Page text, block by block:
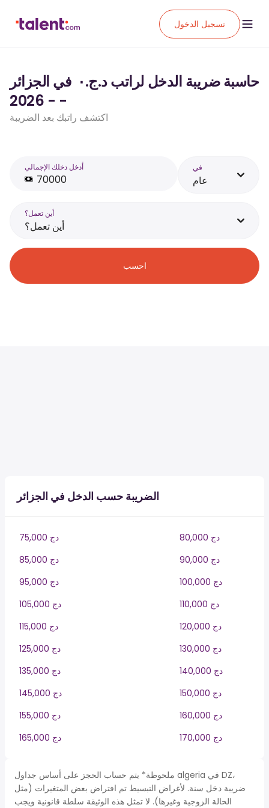
تسجيل الدخول
حاسبة ضريبة الدخل لراتب د.ج.‏٠ ‏ في الجزائر
- - 2026
اكتشف راتبك بعد الضريبة
أَدخل دخلك الإجمالي في
عام
أين تعمل؟
أين تعمل؟
احسب
الضريبة حسب الدخل في الجزائر
75,000 دج
80,000 دج
85,000 دج
90,000 دج
95,000 دج
100,000 دج
105,000 دج
110,000 دج
115,000 دج
120,000 دج
125,000 دج
130,000 دج
135,000 دج
140,000 دج
145,000 دج
150,000 دج
155,000 دج
160,000 دج
165,000 دج
170,000 دج
ملحوظة* يتم حساب الحجز على أساس جداول algeria في DZ،
ضريبة دخل سنة. لأغراض التبسيط تم افتراض بعض المتغيرات (مثل
الحالة الزوجية وغيرها). لا تمثل هذه الوثيقة سلطة قانونية ويجب